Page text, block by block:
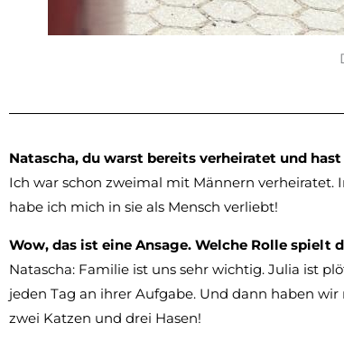
Natascha, du warst bereits verheiratet und
Ich war schon zweimal mit Männern verheiratet.
habe ich mich in sie als Mensch verliebt!
Wow, das ist eine Ansage. Welche Rolle spielt
Natascha: Familie ist uns sehr wichtig. Julia ist
jeden Tag an ihrer Aufgabe. Und dann haben
zwei Katzen und drei Hasen!